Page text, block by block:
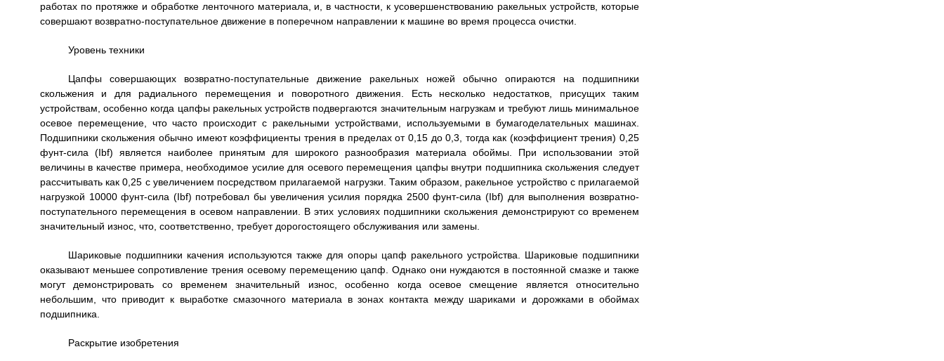
работах по протяжке и обработке ленточного материала, и, в частности, к усовершенствованию ракельных устройств, которые
совершают возвратно-поступательное движение в поперечном направлении к машине во время процесса очистки.
Уровень техники
Цапфы совершающих возвратно-поступательные движение ракельных ножей обычно опираются на подшипники
скольжения и для радиального перемещения и поворотного движения. Есть несколько недостатков, присущих таким
устройствам, особенно когда цапфы ракельных устройств подвергаются значительным нагрузкам и требуют лишь минимальное
осевое перемещение, что часто происходит с ракельными устройствами, используемыми в бумагоделательных машинах.
Подшипники скольжения обычно имеют коэффициенты трения в пределах от 0,15 до 0,3, тогда как (коэффициент трения) 0,25
фунт-сила (Ibf) является наиболее принятым для широкого разнообразия материала обоймы. При использовании этой
величины в качестве примера, необходимое усилие для осевого перемещения цапфы внутри подшипника скольжения следует
рассчитывать как 0,25 с увеличением посредством прилагаемой нагрузки. Таким образом, ракельное устройство с прилагаемой
нагрузкой 10000 фунт-сила (Ibf) потребовал бы увеличения усилия порядка 2500 фунт-сила (Ibf) для выполнения возвратно-
поступательного перемещения в осевом направлении. В этих условиях подшипники скольжения демонстрируют со временем
значительный износ, что, соответственно, требует дорогостоящего обслуживания или замены.
Шариковые подшипники качения используются также для опоры цапф ракельного устройства. Шариковые подшипники
оказывают меньшее сопротивление трения осевому перемещению цапф. Однако они нуждаются в постоянной смазке и также
могут демонстрировать со временем значительный износ, особенно когда осевое смещение является относительно
небольшим, что приводит к выработке смазочного материала в зонах контакта между шариками и дорожками в обоймах
подшипника.
Раскрытие изобретения